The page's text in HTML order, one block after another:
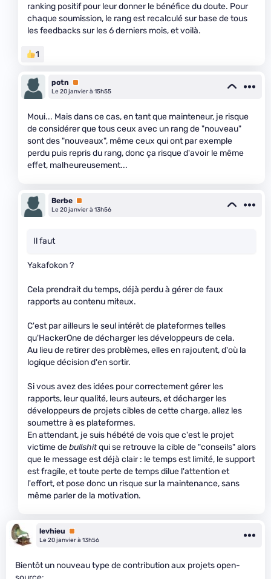
ranking positif pour leur donner le bénéfice du doute. Pour
chaque soumission, le rang est recalculé sur base de tous
les feedbacks sur les 6 derniers mois, et voilà.
1
potn
Premium
Le 20 janvier à 15h55
Moui... Mais dans ce cas, en tant que mainteneur, je risque
de considérer que tous ceux avec un rang de "nouveau"
sont des "nouveaux", même ceux qui ont par exemple
perdu puis repris du rang, donc ça risque d'avoir le même
effet, malheureusement...
Berbe Premium
Le 20 janvier à 13h56
Il faut
Yakafokon ?
Cela prendrait du temps, déjà perdu à gérer de faux
rapports au contenu miteux.
C'est par ailleurs le seul intérêt de plateformes telles
qu'HackerOne de décharger les développeurs de cela.
Au lieu de retirer des problèmes, elles en rajoutent, d'où la
logique décision d'en sortir.
Si vous avez des idées pour correctement gérer les
rapports, leur qualité, leurs auteurs, et décharger les
développeurs de projets cibles de cette charge, allez les
soumettre à es plateformes.
En attendant, je suis hébété de vois que c'est le projet
victime debullshitqui se retrouve la cible de "conseils" alors
que le message est déjà clair : le temps est limité, le support
est fragile, et toute perte de temps dilue l'attention et
l'effort, et pose donc un risque sur la maintenance, sans
même parler de la motivation.
levhieu
Premium
Le 20 janvier à 13h56
Bientôt un nouveau type de contribution aux projets open-